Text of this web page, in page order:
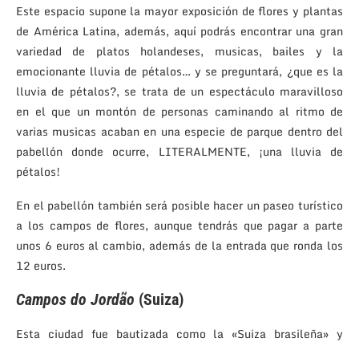
Este espacio supone la mayor exposición de flores y plantas
de América Latina, además, aquí podrás encontrar una gran
variedad de platos holandeses, musicas, bailes y la
emocionante lluvia de pétalos… y se preguntará, ¿que es la
lluvia de pétalos?, se trata de un espectáculo maravilloso
en el que un montón de personas caminando al ritmo de
varias musicas acaban en una especie de parque dentro del
pabellón donde ocurre, LITERALMENTE, ¡una lluvia de
pétalos!
En el pabellón también será posible hacer un paseo turístico
a los campos de flores, aunque tendrás que pagar a parte
unos 6 euros al cambio, además de la entrada que ronda los
12 euros.
Campos do Jordão (Suiza)
Esta ciudad fue bautizada como la «Suiza brasileña» y